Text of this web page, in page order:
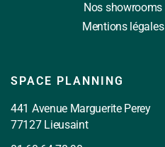
Nos showrooms
Mentions légales
SPACE PLANNING
441 Avenue Marguerite Perey
77127 Lieusaint